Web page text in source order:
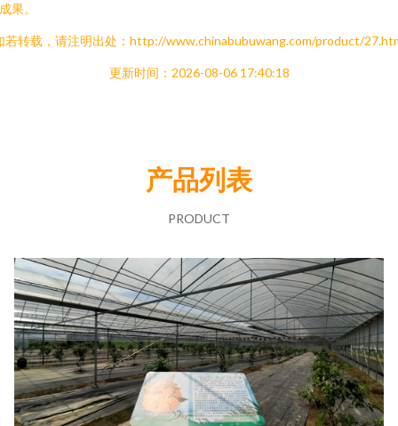
果。
若转载，请注明出处：http://www.chinabubuwang.com/product/
更新时间：2026-08-06 17:40:18
产品列表
PRODUCT